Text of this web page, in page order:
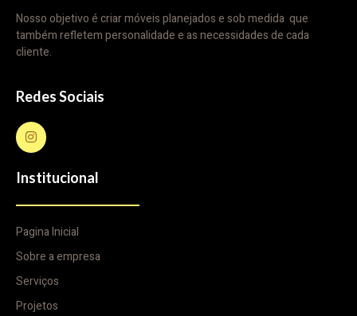
Nosso objetivo é criar móveis planejados e sob medida que
também refletem personalidade e as necessidades de cada
cliente.
Redes Sociais
Institucional
Pagina Inicial
Sobre a empresa
Serviços
Projetos